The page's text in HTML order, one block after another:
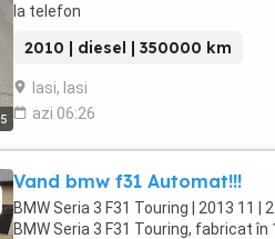
5
la telefon
2010 | diesel | 350000 km
Iasi, Iasi
azi 06:26
Vand bmw f31 Automat!!!
BMW Seria 3 F31 Touring | 2013 11 |
BMW Seria 3 F31 Touring, fabricat